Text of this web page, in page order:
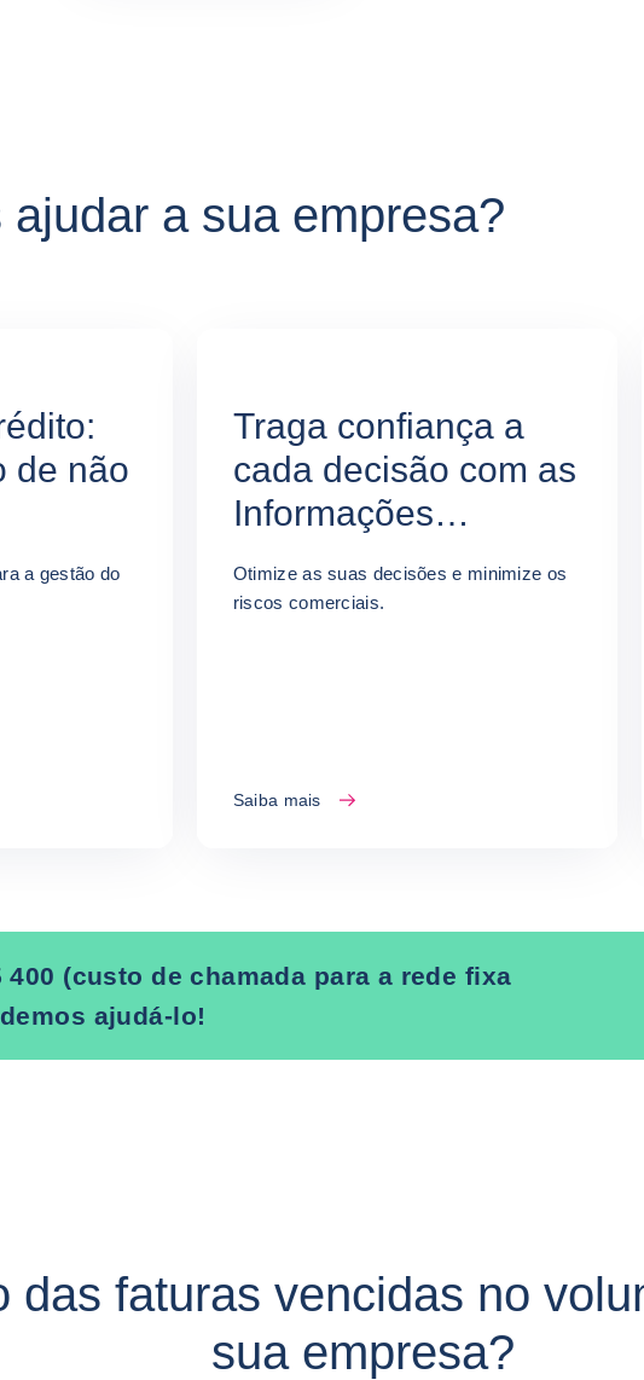
a sua empresa?
de não
a gestão do
Traga confiança a
cada decisão com as
Informações
Comerciais da
Coface.
Otimize as suas decisões e minimize os
riscos comerciais.
Saiba mais
400 (custo de chamada para a rede fixa
ajudá-lo!
das faturas vencidas no
sua empresa?